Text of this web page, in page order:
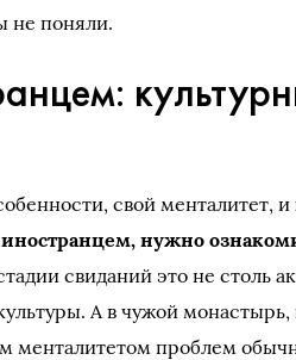
не поняли.
свой менталитет, и
нужно
свиданий это не столь
А в чужой монастырь,
менталитетом проблем